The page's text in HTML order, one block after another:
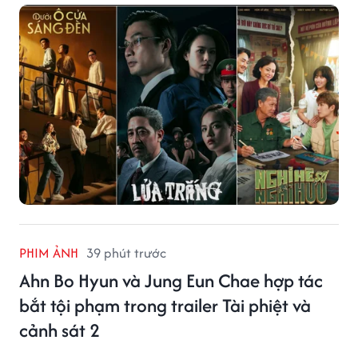
PHIM ẢNH 39 phút trước
Ahn Bo Hyun và Jung Eun Chae hợp tác
bắt tội phạm trong trailer Tài phiệt và
cảnh sát 2